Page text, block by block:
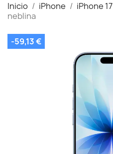
Inicio iPhone iPhone 17
neblina
-59,13 €